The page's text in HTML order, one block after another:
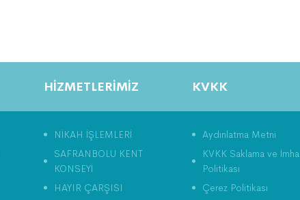
HİZMETLERİMİZ
NİKAH İŞLEMLERİ
SAFRANBOLU KENT
KONSEYİ
HAYIR ÇARŞISI
KVKK
Aydınlatma Metni
KVKK Saklama ve İmha
Politikası
Çerez Politikası